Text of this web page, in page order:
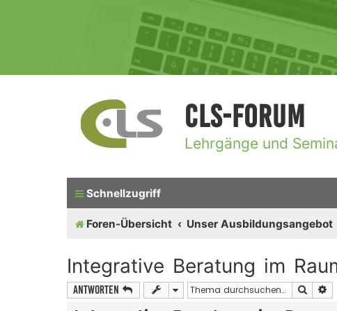
CLS-Forum
Lehrgänge und
Schnellzugriff
Foren-Übersicht Unser Ausbildungsangebot
Integrative Beratung im
Antworten Suche